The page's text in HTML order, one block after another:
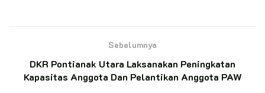
pembuatan desain, hingga praktik menyablon langsung pada
media baju. Peserta mendapatkan kesempatan untuk mencoba
sablon secara individu, sehingga mereka tidak hanya
Sebelumnya
DKR Pontianak Utara Laksanakan Peningkatan
Kapasitas Anggota Dan Pelantikan Anggota PAW